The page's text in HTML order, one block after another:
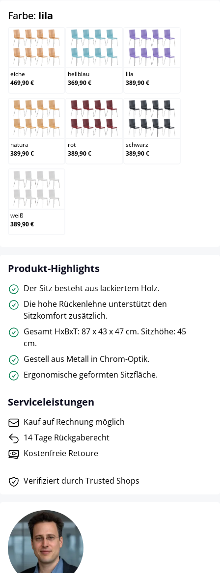
Farbe: lila
eiche
eiche
469,90 €
hellblau
hellblau
369,90 €
lila
lila
389,90 €
natura
natura
389,90 €
rot
rot
389,90 €
schwarz
schwarz
389,90 €
weiß
weiß
389,90 €
Produkt-Highlights
Der Sitz besteht aus lackiertem Holz.
Die hohe Rückenlehne unterstützt den
Sitzkomfort zusätzlich.
Gesamt HxBxT: 87 x 43 x 47 cm. Sitzhöhe: 45
cm.
Gestell aus Metall in Chrom-Optik.
Ergonomische geformten Sitzfläche.
Serviceleistungen
Kauf auf Rechnung möglich
14 Tage Rückgaberecht
Kostenfreie Retoure
Verifiziert durch Trusted Shops